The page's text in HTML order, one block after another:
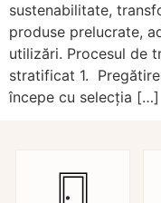
sustenabilitate,
produse prelucrate,
utilizări. Procesul de
stratificat 1.
începe cu selecția […]